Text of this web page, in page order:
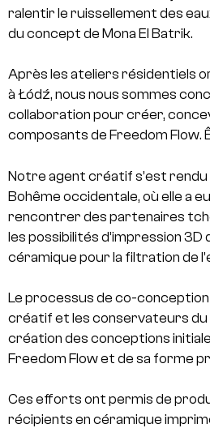
ralentir le ruissellement des
du concept de Mona El Batrik.
Après les ateliers résidentiels
à Łódź, nous nous sommes
collaboration pour créer,
composants de Freedom Flow.
Notre agent créatif s’est rendu
Bohême occidentale, où elle a
rencontrer des partenaires
les possibilités d’impression 3D
céramique pour la filtration de
Le processus de co-
créatif et les conservateurs du
création des conceptions
Freedom Flow et de sa forme
Ces efforts ont permis de
récipients en céramique